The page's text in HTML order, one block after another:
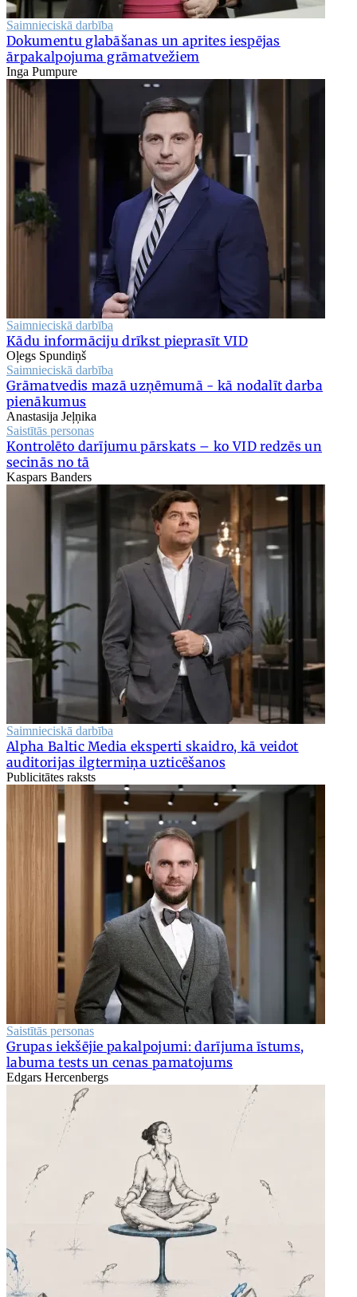
Saimnieciskā darbība
Dokumentu glabāšanas un aprites iespējas
ārpakalpojuma grāmatvežiem
Inga Pumpure
Saimnieciskā darbība
Kādu informāciju drīkst pieprasīt VID
Oļegs Spundiņš
Saimnieciskā darbība
Grāmatvedis mazā uzņēmumā - kā nodalīt darba
pienākumus
Anastasija Jeļņika
Saistītās personas
Kontrolēto darījumu pārskats – ko VID redzēs un
secinās no tā
Kaspars Banders
Saimnieciskā darbība
Alpha Baltic Media eksperti skaidro, kā veidot
auditorijas ilgtermiņa uzticēšanos
Publicitātes raksts
Saistītās personas
Grupas iekšējie pakalpojumi: darījuma īstums,
labuma tests un cenas pamatojums
Edgars Hercenbergs